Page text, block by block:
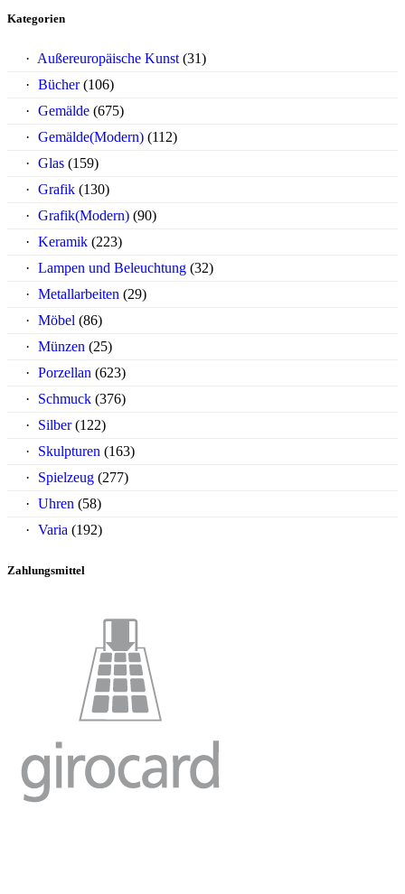
Kategorien
Außereuropäische Kunst (31)
Bücher (106)
Gemälde (675)
Gemälde(Modern) (112)
Glas (159)
Grafik (130)
Grafik(Modern) (90)
Keramik (223)
Lampen und Beleuchtung (32)
Metallarbeiten (29)
Möbel (86)
Münzen (25)
Porzellan (623)
Schmuck (376)
Silber (122)
Skulpturen (163)
Spielzeug (277)
Uhren (58)
Varia (192)
Zahlungsmittel